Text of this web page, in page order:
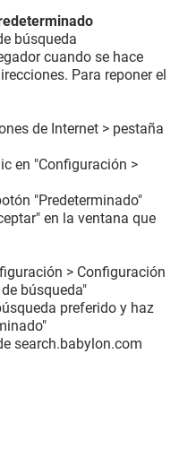
búsqueda
cuando se hace
Para reponer el
de Internet > pestaña
en "Configuración >
"Predeterminado"
en la ventana que
> Configuración
búsqueda"
preferido y haz
search.babylon.com